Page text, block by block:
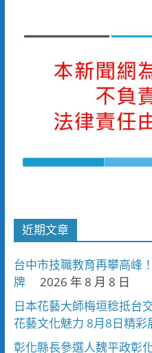
近期文章
台中市技職教育再攀高峰
牌
2026 年 8 月 8 日
日本花藝大師梅垣稔抵
花藝文化魅力 8月8日精彩
彰化縣長參選人魏平政